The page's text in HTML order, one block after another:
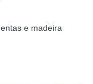
e madeira